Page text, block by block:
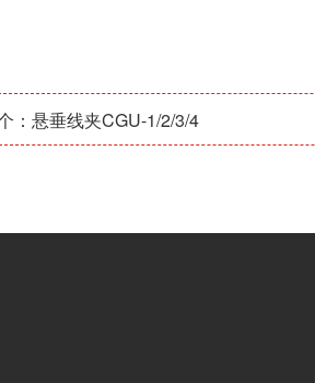
：悬垂线夹CGU-1/2/3/4